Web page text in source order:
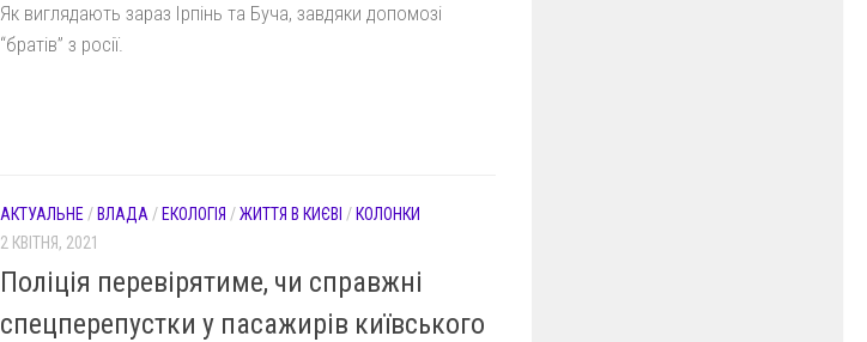
Як виглядають зараз Ірпінь та Буча, завдяки допомозі
“братів” з росії.
АКТУАЛЬНЕ /ВЛАДА /ЕКОЛОГІЯ /ЖИТТЯ В КИЄВІ /КОЛОНКИ
2 КВІТНЯ, 2021
Поліція перевірятиме, чи справжні
спецперепустки у пасажирів київського